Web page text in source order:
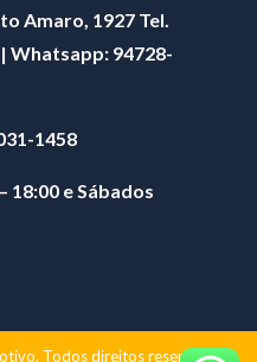
Amaro, 1927 Tel.
Whatsapp: 94728-
1458
18:00 e Sábados
Todos direitos reservados